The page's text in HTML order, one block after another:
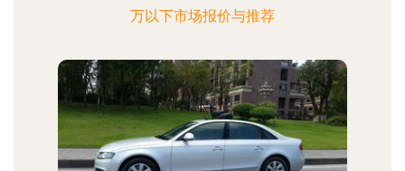
万以下市场报价与推荐